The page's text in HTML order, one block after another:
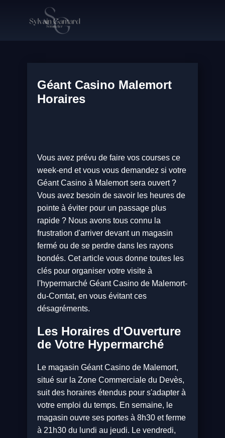
Géant Casino Malemort
Horaires
Vous avez prévu de faire vos courses ce
week-end et vous vous demandez si votre
Géant Casino à Malemort sera ouvert ?
Vous avez besoin de savoir les heures de
pointe à éviter pour un passage plus
rapide ? Nous avons tous connu la
frustration d'arriver devant un magasin
fermé ou de se perdre dans les rayons
bondés. Cet article vous donne toutes les
clés pour organiser votre visite à
l'hypermarché Géant Casino de Malemort-
du-Comtat, en vous évitant ces
désagréments.
Les Horaires d'Ouverture
de Votre Hypermarché
Le magasin Géant Casino de Malemort,
situé sur la Zone Commerciale du Devès,
suit des horaires étendus pour s'adapter à
votre emploi du temps. En semaine, le
magasin ouvre ses portes à 8h30 et ferme
à 21h30 du lundi au jeudi. Le vendredi,